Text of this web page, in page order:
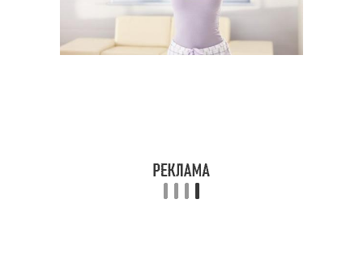
Спорт в домашних
домашний фитнес